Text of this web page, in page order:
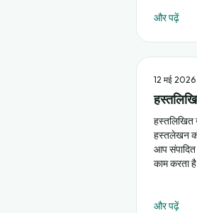
और पढ़ें
12 मई 2026
हस्तलिखित
हस्तलेखन
आप
काम करता
और पढ़ें